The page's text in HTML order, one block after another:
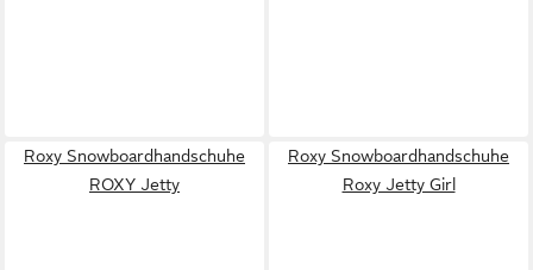
Roxy Snowboardhandschuhe
ROXY Jetty
Roxy Snowboardhandschuhe
Roxy Jetty Girl